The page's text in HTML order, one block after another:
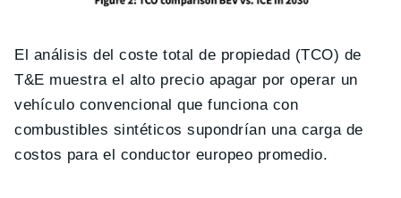
El análisis del coste total de propiedad (TCO) de
T&E muestra el alto precio apagar por operar un
vehículo convencional que funciona con
combustibles sintéticos supondrían una carga de
costos para el conductor europeo promedio.